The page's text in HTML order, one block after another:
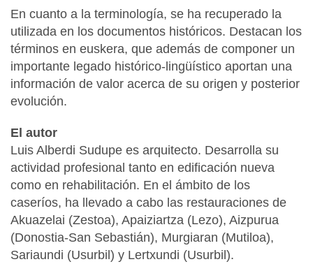
En cuanto a la terminología, se ha recuperado la
utilizada en los documentos históricos. Destacan los
términos en euskera, que además de componer un
importante legado histórico-lingüístico aportan una
información de valor acerca de su origen y posterior
evolución.
El autor
Luis Alberdi Sudupe es arquitecto. Desarrolla su
actividad profesional tanto en edificación nueva
como en rehabilitación. En el ámbito de los
caseríos, ha llevado a cabo las restauraciones de
Akuazelai (Zestoa), Apaiziartza (Lezo), Aizpurua
(Donostia-San Sebastián), Murgiaran (Mutiloa),
Sariaundi (Usurbil) y Lertxundi (Usurbil).